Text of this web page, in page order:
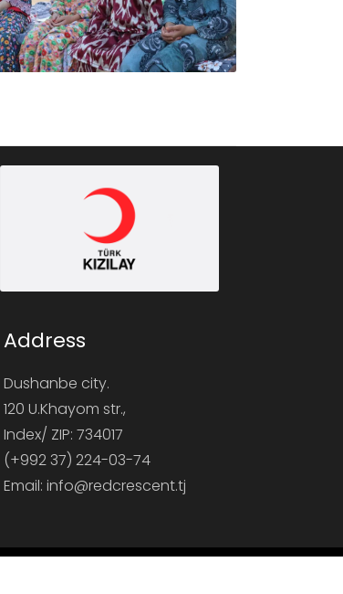
Address
Dushanbe city.
120 U.Khayom str.,
Index/ ZIP: 734017
(+992 37) 224-03-74
Email: info@redcrescent.tj